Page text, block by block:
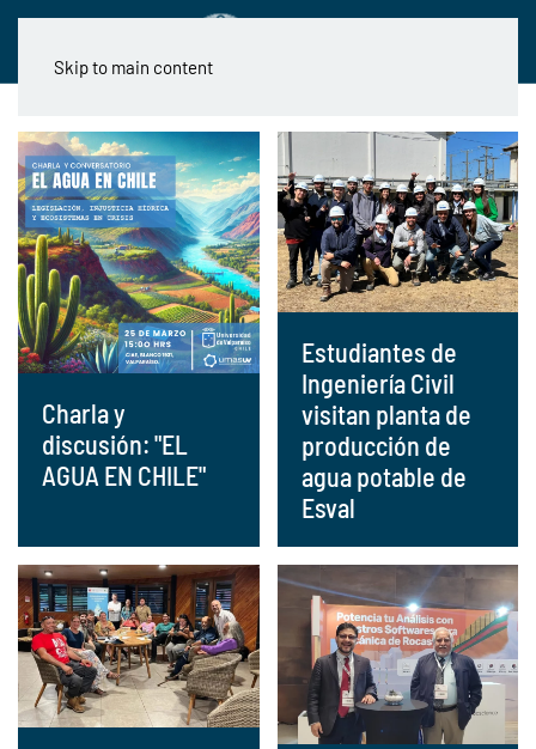
Skip to main content
Charla y
discusión: "EL
AGUA EN CHILE"
Estudiantes de
Ingeniería Civil
visitan planta de
producción de
agua potable de
Esval